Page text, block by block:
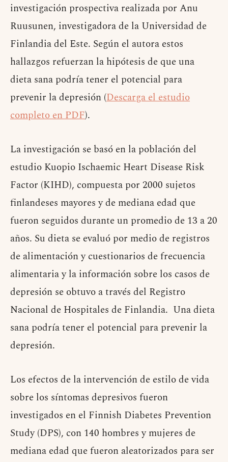
investigación prospectiva realizada por Anu
Ruusunen, investigadora de la Universidad de
Finlandia del Este. Según el autora estos
hallazgos refuerzan la hipótesis de que una
dieta sana podría tener el potencial para
prevenir la depresión (Descarga el estudio
completo en PDF).
La investigación se basó en la población del
estudio Kuopio Ischaemic Heart Disease Risk
Factor (KIHD), compuesta por 2000 sujetos
finlandeses mayores y de mediana edad que
fueron seguidos durante un promedio de 13 a 20
años. Su dieta se evaluó por medio de registros
de alimentación y cuestionarios de frecuencia
alimentaria y la información sobre los casos de
depresión se obtuvo a través del Registro
Nacional de Hospitales de Finlandia. Una dieta
sana podría tener el potencial para prevenir la
depresión.
Los efectos de la intervención de estilo de vida
sobre los síntomas depresivos fueron
investigados en el Finnish Diabetes Prevention
Study (DPS), con 140 hombres y mujeres de
mediana edad que fueron aleatorizados para ser